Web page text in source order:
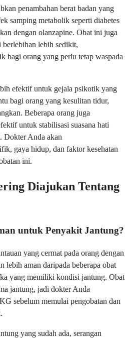
penambahan berat badan yang
samping metabolik seperti diabetes
dengan olanzapine. Obat ini juga
berlebihan lebih sedikit,
bagi orang yang perlu tetap waspada
efektif untuk gejala psikotik yang
bagi orang yang kesulitan tidur,
Beberapa orang juga
untuk stabilisasi suasana hati
Dokter Anda akan
gaya hidup, dan faktor kesehatan
ini.
Diajukan Tentang
untuk Penyakit Jantung?
yang cermat pada orang dengan
lebih aman daripada beberapa obat
yang memiliki kondisi jantung. Obat
jantung, jadi dokter Anda
sebelum memulai pengobatan dan
yang sudah ada, serangan